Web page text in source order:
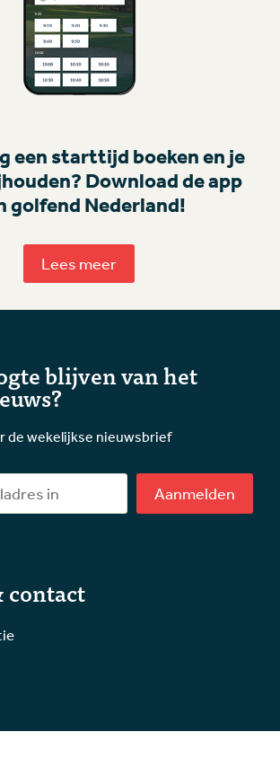
een starttijd boeken en je
Download de app
golfend Nederland!
Lees meer
blijven van het
de wekelijkse nieuwsbrief
Aanmelden
contact